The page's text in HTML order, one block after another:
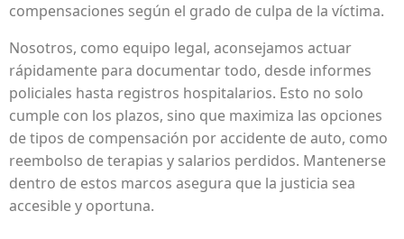
compensaciones según el grado de culpa de la víctima.
Nosotros, como equipo legal, aconsejamos actuar
rápidamente para documentar todo, desde informes
policiales hasta registros hospitalarios. Esto no solo
cumple con los plazos, sino que maximiza las opciones
de tipos de compensación por accidente de auto, como
reembolso de terapias y salarios perdidos. Mantenerse
dentro de estos marcos asegura que la justicia sea
accesible y oportuna.